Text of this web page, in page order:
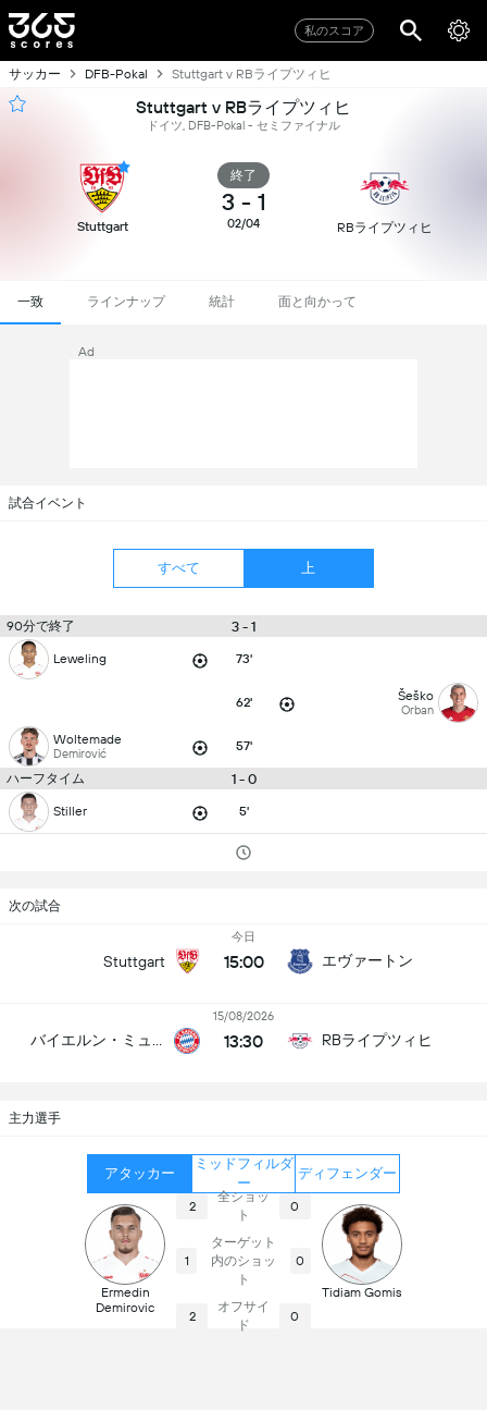
私のスコア
サッカー DFB-Pokal Stuttgart v RBライプツィヒ
Stuttgart v RBライプツィヒ
ドイツ, DFB-Pokal - セミファイナル
Stuttgart
終了
3 - 1
02/04 RBライプツィヒ
一致 ラインナップ 統計 面と向かって
Ad
試合イベント
すべて 上
90分で終了 3 - 1
Leweling 73'
62' Šeško
Orban
Woltemade
Demirović 57'
ハーフタイム 1 - 0
Stiller 5'
次の試合
Stuttgart
今日
15:00 エヴァートン
15/08/2026
13:30 RBライプツィヒ
主力選手
アタッカー
ミッドフィルダ
ー
ディフェンダー
Ermedin
Demirovic
2
全ショッ
ト
0
1
ターゲット
内のショッ
ト
0
2
オフサイ
ド
0
Tidiam Gomis